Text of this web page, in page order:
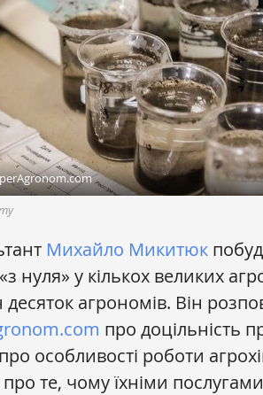
Михайло Микитюк
нуля» у кількох великих
агрономів. Він
про доцільність
особливості роботи
те, чому їхніми